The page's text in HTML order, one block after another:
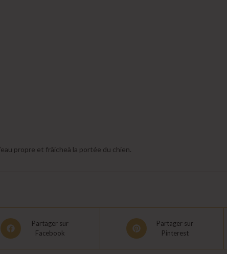
propre et frâicheà la portée du chien.
Opens
in
Partager sur
Facebook
Opens
in
Partager sur
Pinterest